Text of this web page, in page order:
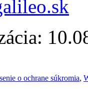
o ochrane súkromia,